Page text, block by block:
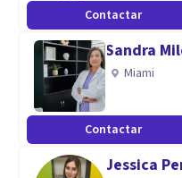
Contactar
Sandra
Miami
Contactar
Jessica